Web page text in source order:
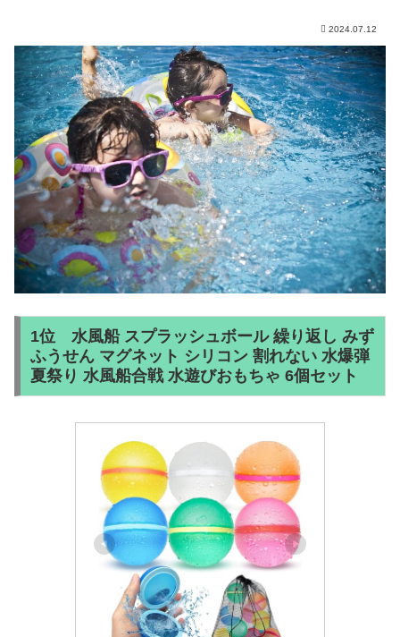
2024.07.12
1位 水風船 スプラッシュボール 繰り返し みず
ふうせん マグネット シリコン 割れない 水爆弾
夏祭り 水風船合戦 水遊びおもちゃ 6個セット